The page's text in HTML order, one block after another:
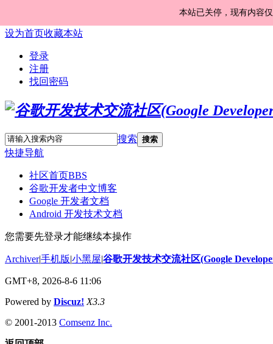
本站已关停，现有内容
设为首页收藏本站
登录
注册
找回密码
搜索 搜索
快捷导航
社区首页BBS
谷歌开发者中文博客
Google 开发者文档
Android 开发技术文档
您需要先登录才能继续本操作
Archiver|手机版|小黑屋|谷歌开发技术交流社区(Google
GMT+8, 2026-8-6 11:06
Powered by Discuz! X3.3
© 2001-2013 Comsenz Inc.